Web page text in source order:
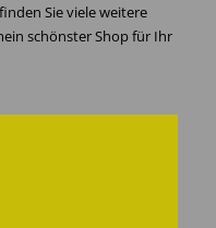
Sie viele weitere
schönster Shop für Ihr